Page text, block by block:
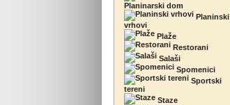
Planinarski dom
Planinski
vrhovi
Plaže
Restorani
Salaši
Spomenici
Sportski
tereni
Staze